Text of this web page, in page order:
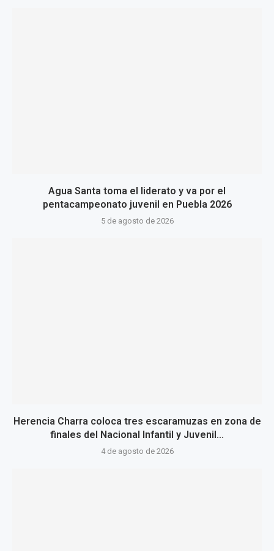
Agua Santa toma el liderato y va por el
pentacampeonato juvenil en Puebla 2026
5 de agosto de 2026
Herencia Charra coloca tres escaramuzas en zona de
finales del Nacional Infantil y Juvenil...
4 de agosto de 2026